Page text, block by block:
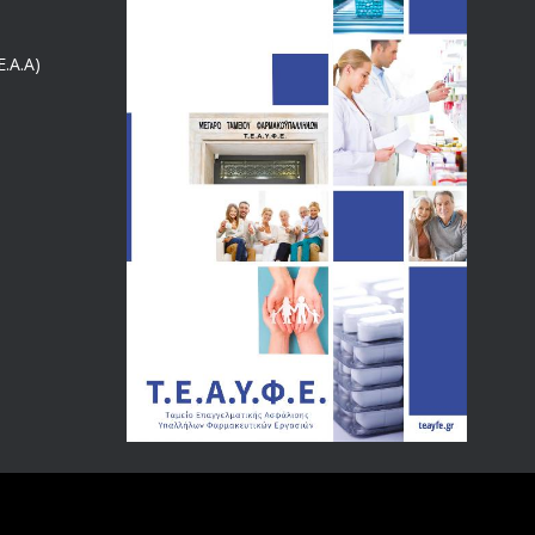
4129
18/12/2019
4024
Αναπηρικές συντάξεις: Έρχεται νέα απόφαση από το
υπουργείο Εργασίας -Τι είπε η Δ. Μιχαηλίδου για τις
3769